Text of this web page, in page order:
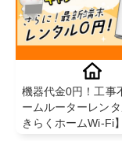
機器代金0円！工事
ームルーターレン
きらくホームWi-Fi】